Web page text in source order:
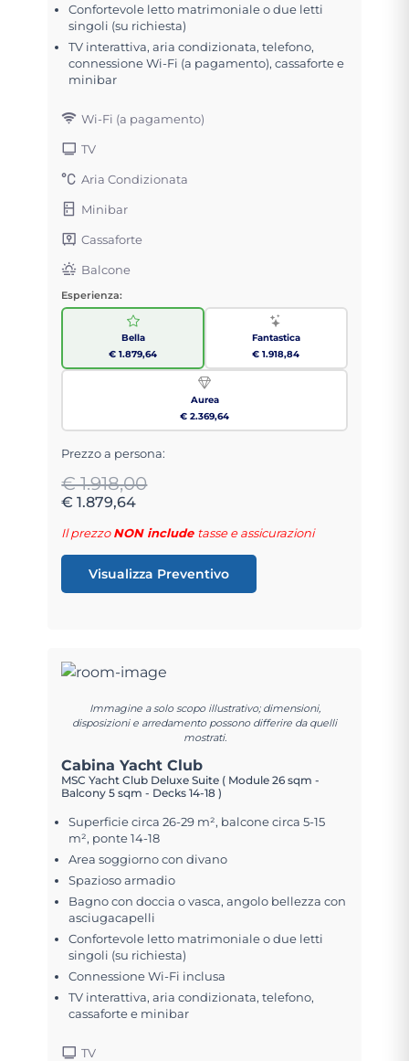
Confortevole letto matrimoniale o due letti
singoli (su richiesta)
TV interattiva, aria condizionata, telefono,
connessione Wi-Fi (a pagamento), cassaforte e
minibar
Wi-Fi (a pagamento)
TV
Aria Condizionata
Minibar
Cassaforte
Balcone
Esperienza:
Bella
€ 1.879,64
Fantastica
€ 1.918,84
Aurea
€ 2.369,64
Prezzo a persona:
€ 1.918,00
€ 1.879,64
Il prezzoNON include tasse e assicurazioni
Visualizza Preventivo
Immagine a solo scopo illustrativo; dimensioni,
disposizioni e arredamento possono differire da quelli
mostrati.
Cabina Yacht Club
MSC Yacht Club Deluxe Suite ( Module 26 sqm -
Balcony 5 sqm - Decks 14-18 )
Superficie circa 26-29 m², balcone circa 5-15
m², ponte 14-18
Area soggiorno con divano
Spazioso armadio
Bagno con doccia o vasca, angolo bellezza con
asciugacapelli
Confortevole letto matrimoniale o due letti
singoli (su richiesta)
Connessione Wi-Fi inclusa
TV interattiva, aria condizionata, telefono,
cassaforte e minibar
TV